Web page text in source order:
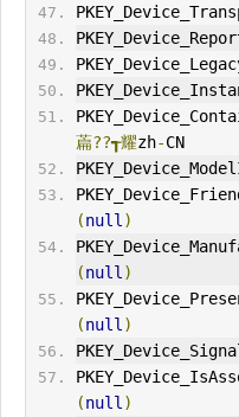
萹??┱耀zh-CN
(null )
(null )
(null )
(null )